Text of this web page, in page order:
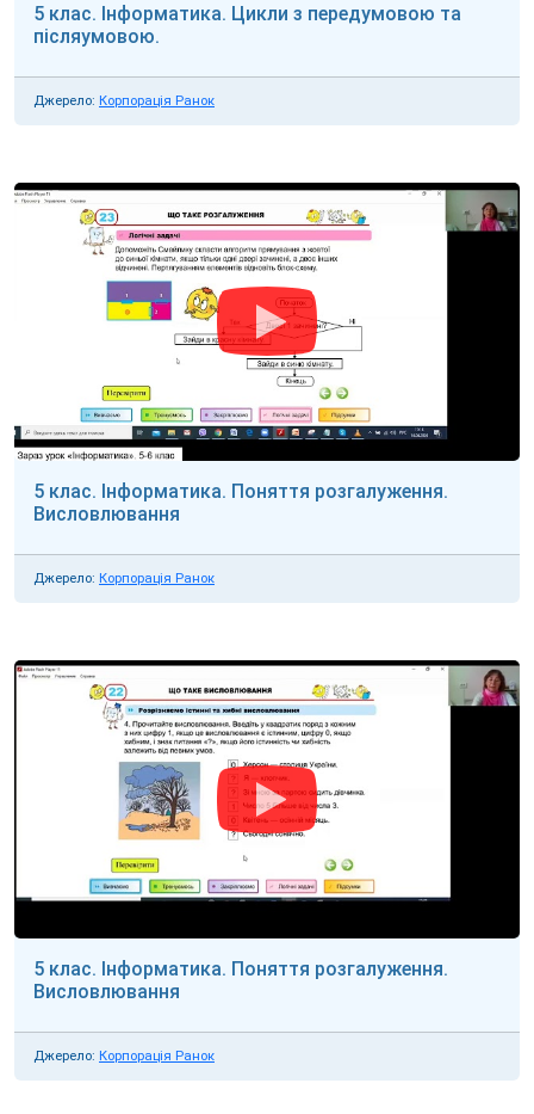
5 клас. Інформатика. Цикли з передумовою та
післяумовою.
Джерело: Корпорація Ранок
5 клас. Інформатика. Поняття розгалуження.
Висловлювання
Джерело: Корпорація Ранок
5 клас. Інформатика. Поняття розгалуження.
Висловлювання
Джерело: Корпорація Ранок